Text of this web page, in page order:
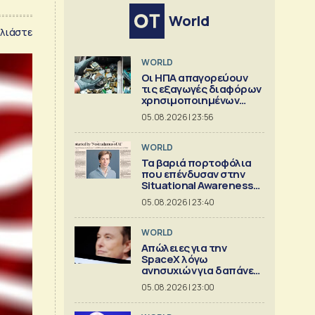
World
WORLD
Οι ΗΠΑ απαγορεύουν
τις εξαγωγές διαφόρων
χρησιμοποιημένων
κρίσιμων ορυκτών
05.08.2026 | 23:56
WORLD
Τα βαριά πορτοφόλια
που επένδυσαν στην
Situational Awareness
πριν καταρρεύσει
05.08.2026 | 23:40
WORLD
Απώλειες για την
SpaceX λόγω
ανησυχιών για δαπάνες
ΑΙ
05.08.2026 | 23:00